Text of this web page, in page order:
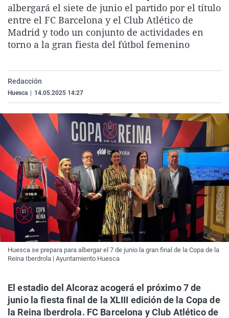
La rosa de los vientos
Gente viajera
Como el perro y el
Caso
Retornados
Equipo de
Extremadura
Galicia
La Rioja
Virales
Televisión
Elecciones
albergará el siete de junio el partido por el título
entre el FC Barcelona y el Club Atlético de
Madrid y todo un conjunto de actividades en
torno a la gran fiesta del fútbol femenino
Redacción
Huesca 14.05.2025 14:27
Huesca se prepara para albergar el 7 de junio la gran final de la Copa de la
Reina Iberdrola | Ayuntamiento Huesca
El estadio del Alcoraz acogerá el próximo 7 de
junio la fiesta final de la XLIII edición de la Copa de
la Reina Iberdrola. FC Barcelona y Club Atlético de